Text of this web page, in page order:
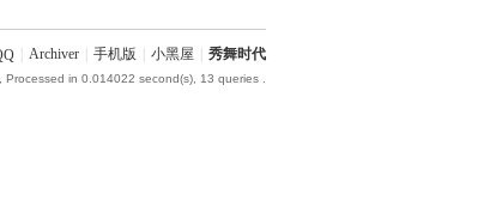
Archiver 手机版 小黑屋 秀舞时代
, Processed in 0.014022 second(s), 13 queries .